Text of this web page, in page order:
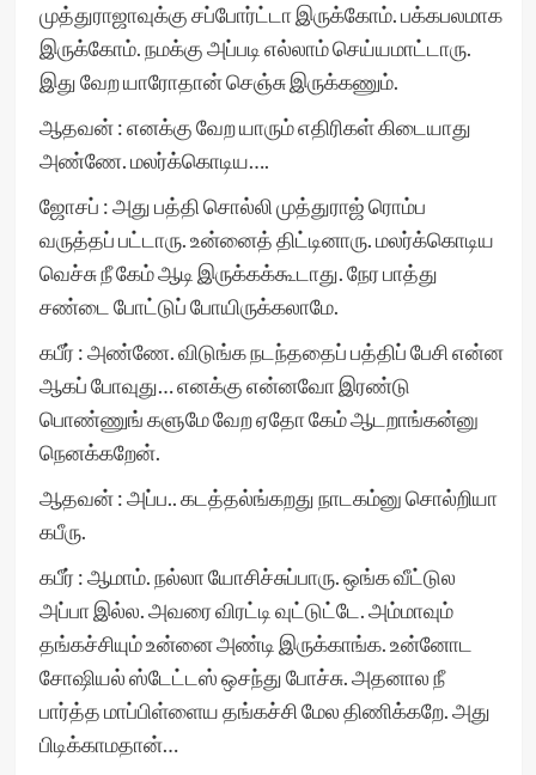
முத்துராஜாவுக்கு சப்போர்ட்டா இருக்கோம். பக்கபலமாக
இருக்கோம். நமக்கு அப்படி எல்லாம் செய்யமாட்டாரு.
இது வேற யாரோதான் செஞ்சு இருக்கணும்.
ஆதவன் : எனக்கு வேற யாரும் எதிரிகள் கிடையாது
அண்ணே. மலர்க்கொடிய….
ஜோசப் : அது பத்தி சொல்லி முத்துராஜ் ரொம்ப
வருத்தப் பட்டாரு. உன்னைத் திட்டினாரு. மலர்க்கொடிய
வெச்சு நீ கேம் ஆடி இருக்கக்கூடாது. நேர பாத்து
சண்டை போட்டுப் போயிருக்கலாமே.
கபீர் : அண்ணே. விடுங்க நடந்ததைப் பத்திப் பேசி என்ன
ஆகப் போவுது… எனக்கு என்னவோ இரண்டு
பொண்ணுங் களுமே வேற ஏதோ கேம் ஆடறாங்கன்னு
நெனக்கறேன்.
ஆதவன் : அப்ப.. கடத்தல்ங்கறது நாடகம்னு சொல்றியா
கபீரு.
கபீர் : ஆமாம். நல்லா யோசிச்சுப்பாரு. ஒங்க வீட்டுல
அப்பா இல்ல. அவரை விரட்டி வுட்டுட்டே. அம்மாவும்
தங்கச்சியும் உன்னை அண்டி இருக்காங்க. உன்னோட
சோஷியல் ஸ்டேட்டஸ் ஒசந்து போச்சு. அதனால நீ
பார்த்த மாப்பிள்ளைய தங்கச்சி மேல திணிக்கறே. அது
பிடிக்காமதான்…